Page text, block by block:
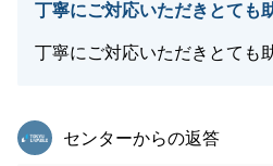
丁寧にご対応いただきとても
丁寧にご対応いただきとても
東急リバブル
センターからの返答